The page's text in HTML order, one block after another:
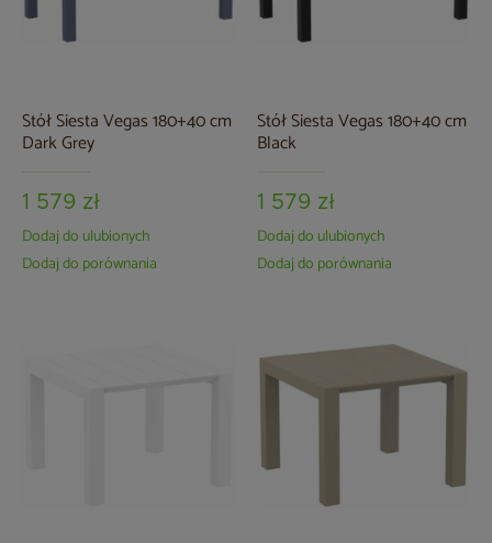
Stół Siesta Vegas 180+40 cm
Dark Grey
1 579 zł
Dodaj do ulubionych
Dodaj do porównania
Stół Siesta Vegas 180+40 cm
Black
1 579 zł
Dodaj do ulubionych
Dodaj do porównania